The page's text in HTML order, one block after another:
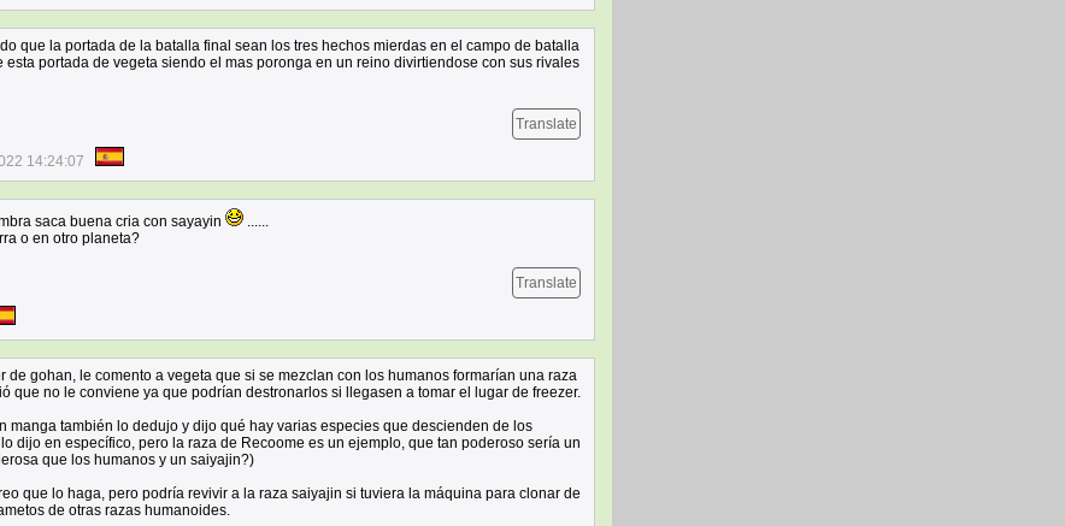
que la portada de la batalla final sean los tres hechos mierdas en el campo de batalla
portada de vegeta siendo el mas poronga en un reino divirtiendose con sus rivales
Translate
14:24:07
saca buena cria con sayayin
......
o en otro planeta?
Translate
de gohan, le comento a vegeta que si se mezclan con los humanos formarían una raza
que no le conviene ya que podrían destronarlos si llegasen a tomar el lugar de freezer.
manga también lo dedujo y dijo qué hay varias especies que descienden de los
dijo en específico, pero la raza de Recoome es un ejemplo, que tan poderoso sería un
que los humanos y un saiyajin?)
que lo haga, pero podría revivir a la raza saiyajin si tuviera la máquina para clonar de
de otras razas humanoides.